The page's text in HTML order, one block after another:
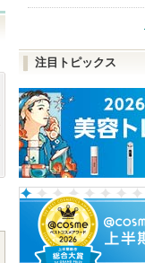
キンクリア クレンズ
イル アロマタイプ リ
レシングシトラスの香
ニア
アテニアからの
お知らせがあり
ます
ショッピン
グサイトへ
ボ
ト
ハウ
注目トピックス